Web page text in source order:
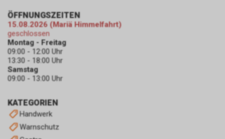
KATEGORIEN
Handwerk
Warnschutz
ÖFFNUNGSZEITEN
15.08.2026 (Mariä Himmelfahrt)
geschlossen
Montag - Freitag
09:00 - 12:00 Uhr
13:30 - 18:00 Uhr
Samstag
09:00 - 13:00 Uhr
Internet-Browser ab. Bei Fragen